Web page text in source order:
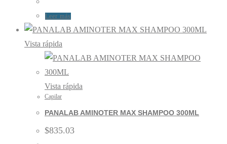
Leer más
Vista rápida
Vista rápida
Capilar
PANALAB AMINOTER MAX SHAMPOO 300ML
$835.03